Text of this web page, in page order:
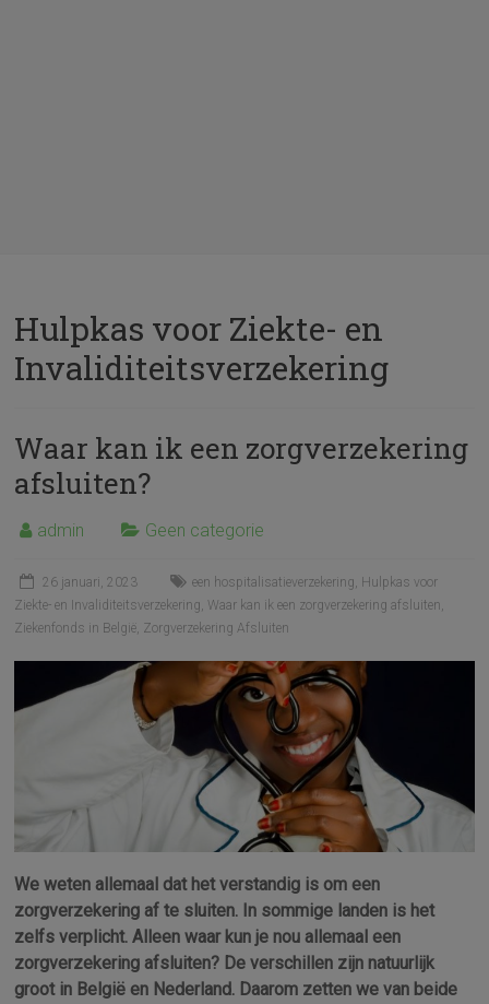
Hulpkas voor Ziekte- en
Invaliditeitsverzekering
Waar kan ik een zorgverzekering
afsluiten?
admin Geen categorie
26 januari, 2023 een hospitalisatieverzekering, Hulpkas voor
Ziekte- en Invaliditeitsverzekering, Waar kan ik een zorgverzekering afsluiten,
Ziekenfonds in België, Zorgverzekering Afsluiten
We weten allemaal dat het verstandig is om een
zorgverzekering af te sluiten. In sommige landen is het
zelfs verplicht. Alleen waar kun je nou allemaal een
zorgverzekering afsluiten? De verschillen zijn natuurlijk
groot in België en Nederland. Daarom zetten we van beide